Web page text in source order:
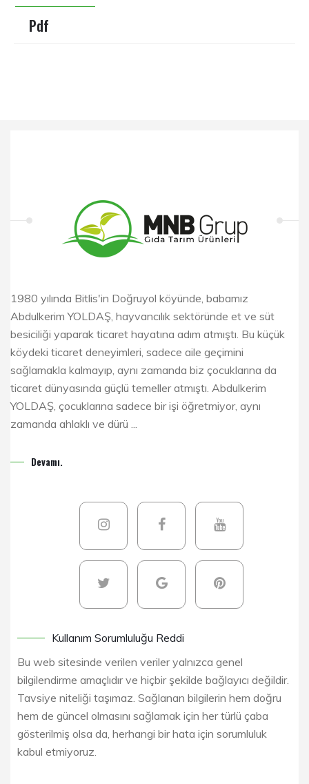
Pdf
1980 yılında Bitlis'in Doğruyol köyünde, babamız
Abdulkerim YOLDAŞ, hayvancılık sektöründe et ve süt
besiciliği yaparak ticaret hayatına adım atmıştı. Bu küçük
köydeki ticaret deneyimleri, sadece aile geçimini
sağlamakla kalmayıp, aynı zamanda biz çocuklarına da
ticaret dünyasında güçlü temeller atmıştı. Abdulkerim
YOLDAŞ, çocuklarına sadece bir işi öğretmiyor, aynı
zamanda ahlaklı ve dürü ...
Devamı.
Kullanım Sorumluluğu Reddi
Bu web sitesinde verilen veriler yalnızca genel
bilgilendirme amaçlıdır ve hiçbir şekilde bağlayıcı değildir.
Tavsiye niteliği taşımaz. Sağlanan bilgilerin hem doğru
hem de güncel olmasını sağlamak için her türlü çaba
gösterilmiş olsa da, herhangi bir hata için sorumluluk
kabul etmiyoruz.